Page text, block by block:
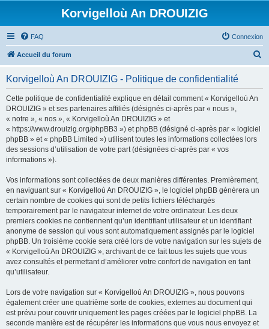
Korvigelloù An DROUIZIG
FAQ Connexion
Accueil du forum
Korvigelloù An DROUIZIG - Politique de confidentialité
Cette politique de confidentialité explique en détail comment « Korvigelloù An
DROUIZIG » et ses partenaires affiliés (désignés ci-après par « nous »,
« notre », « nos », « Korvigelloù An DROUIZIG » et
« https://www.drouizig.org/phpBB3 ») et phpBB (désigné ci-après par « logiciel
phpBB » et « phpBB Limited ») utilisent toutes les informations collectées lors
des sessions d’utilisation de votre part (désignées ci-après par « vos
informations »).
Vos informations sont collectées de deux manières différentes. Premièrement,
en naviguant sur « Korvigelloù An DROUIZIG », le logiciel phpBB génèrera un
certain nombre de cookies qui sont de petits fichiers téléchargés
temporairement par le navigateur internet de votre ordinateur. Les deux
premiers cookies ne contiennent qu’un identifiant utilisateur et un identifiant
anonyme de session qui vous sont automatiquement assignés par le logiciel
phpBB. Un troisième cookie sera créé lors de votre navigation sur les sujets de
« Korvigelloù An DROUIZIG », archivant de ce fait tous les sujets que vous
avez consultés et permettant d’améliorer votre confort de navigation en tant
qu’utilisateur.
Lors de votre navigation sur « Korvigelloù An DROUIZIG », nous pouvons
également créer une quatrième sorte de cookies, externes au document qui
est prévu pour couvrir uniquement les pages créées par le logiciel phpBB. La
seconde manière est de récupérer les informations que vous nous envoyez et